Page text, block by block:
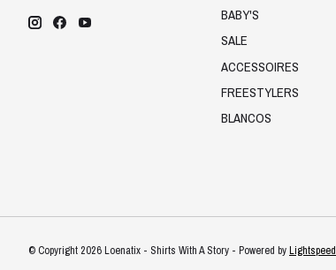
BABY'S
SALE
ACCESSOIRES
FREESTYLERS
BLANCOS
© Copyright 2026 Loenatix - Shirts With A Story - Powered byLightspeed